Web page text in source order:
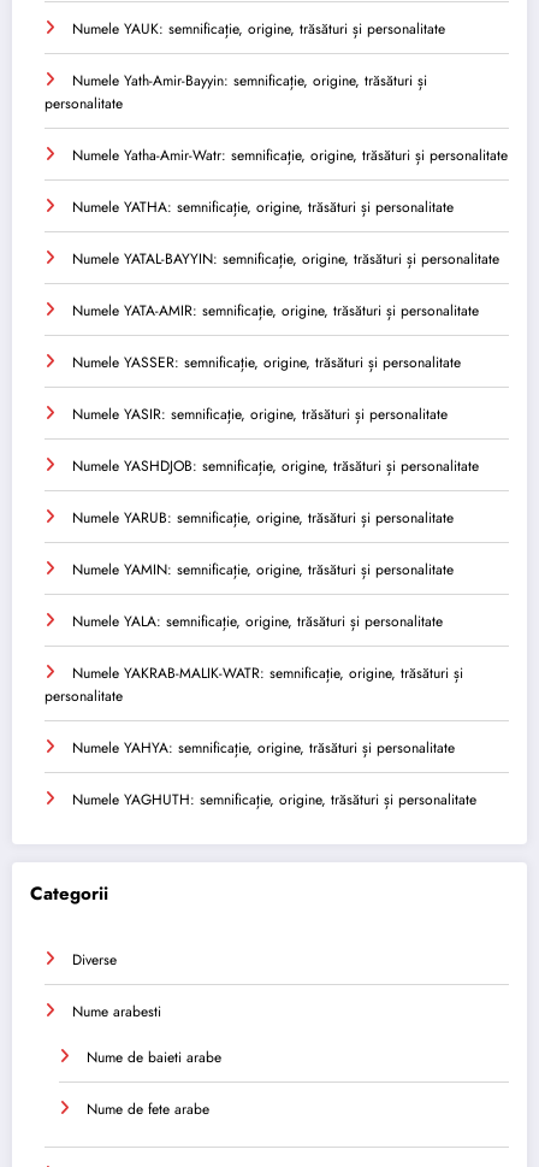
Numele YAUK: semnificație, origine, trăsături și personalitate
Numele Yath-Amir-Bayyin: semnificație, origine, trăsături și
personalitate
Numele Yatha-Amir-Watr: semnificație, origine, trăsături și personalitate
Numele YATHA: semnificație, origine, trăsături și personalitate
Numele YATAL-BAYYIN: semnificație, origine, trăsături și personalitate
Numele YATA-AMIR: semnificație, origine, trăsături și personalitate
Numele YASSER: semnificație, origine, trăsături și personalitate
Numele YASIR: semnificație, origine, trăsături și personalitate
Numele YASHDJOB: semnificație, origine, trăsături și personalitate
Numele YARUB: semnificație, origine, trăsături și personalitate
Numele YAMIN: semnificație, origine, trăsături și personalitate
Numele YALA: semnificație, origine, trăsături și personalitate
Numele YAKRAB-MALIK-WATR: semnificație, origine, trăsături și
personalitate
Numele YAHYA: semnificație, origine, trăsături și personalitate
Numele YAGHUTH: semnificație, origine, trăsături și personalitate
Categorii
Diverse
Nume arabesti
Nume de baieti arabe
Nume de fete arabe